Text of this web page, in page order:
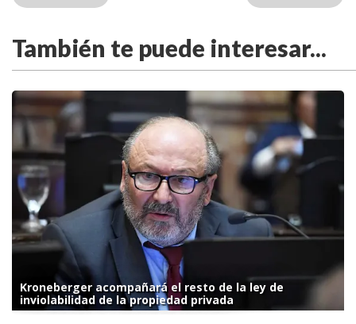
También te puede interesar...
Kroneberger acompañará el resto de la ley de
inviolabilidad de la propiedad privada